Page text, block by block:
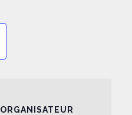
ORGANISATEUR